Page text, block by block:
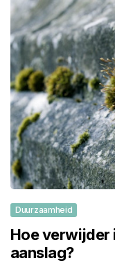
Duurzaamheid
Hoe verwijder
aanslag?